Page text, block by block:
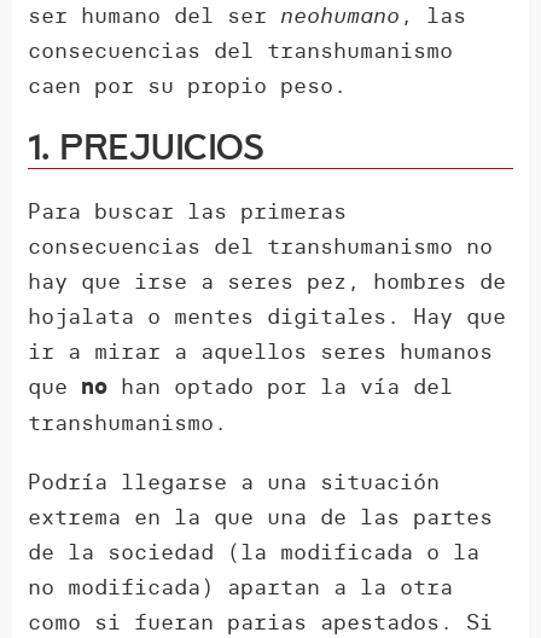
ser humano del ser neohumano , las
consecuencias del transhumanismo
caen por su propio peso.
1. Prejuicios
Para buscar las primeras
consecuencias del transhumanismo no
hay que irse a seres pez, hombres de
hojalata o mentes digitales. Hay que
ir a mirar a aquellos seres humanos
que no han optado por la vía del
transhumanismo.
Podría llegarse a una situación
extrema en la que una de las partes
de la sociedad (la modificada o la
no modificada) apartan a la otra
como si fueran parias apestados. Si